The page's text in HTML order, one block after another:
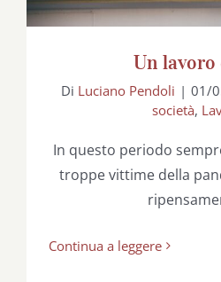
Un lavoro
Di Luciano Pendoli | 01/
società,
In questo periodo
troppe vittime della
Continua a leggere